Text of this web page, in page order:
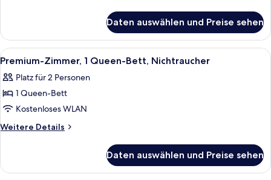
Zimmer,
2 Einzelbetten,
Nichtraucher
Daten auswählen und Preise sehen
Alle
Fotos
für
Premium-
Zimmer,
1
Nichtraucher
Ein Hotelzimmer mit einem großen
1
Premium-Zimmer, 1 Queen-Bett, Nichtraucher
Platz für 2 Personen
1 Queen-Bett
Kostenloses WLAN
Weitere Details
Weitere
Zimmer,
Daten auswählen und Preise sehen